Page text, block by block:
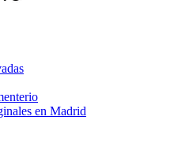
en Madrid